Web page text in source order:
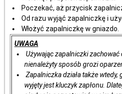
Poczekać, aż przycisk
Od razu wyjąć zapalniczkę i
Włożyć zapalniczkę w gniazdo.
UWAGA
Używając zapalniczki
nienależyty sposób grozi
Zapalniczka działa także wtedy,
wyjęty jest kluczyk zapłonu.